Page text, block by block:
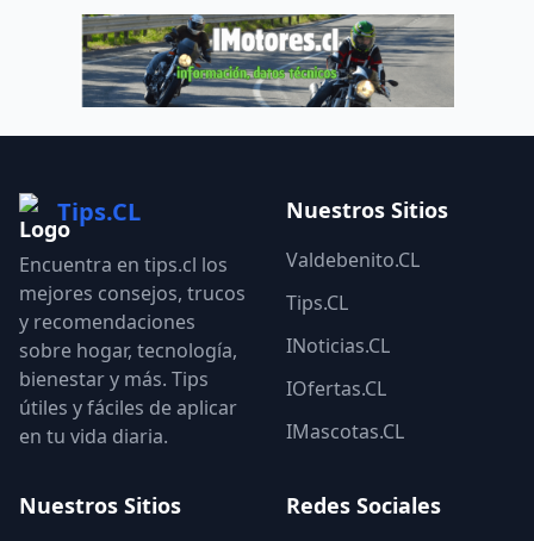
Tips.CL
Encuentra en tips.cl los
mejores consejos, trucos
y recomendaciones
sobre hogar, tecnología,
bienestar y más. Tips
útiles y fáciles de aplicar
en tu vida diaria.
Nuestros Sitios
Valdebenito.CL
Tips.CL
INoticias.CL
IOfertas.CL
IMascotas.CL
Nuestros Sitios Redes Sociales